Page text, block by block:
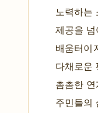
노력하는
제공을
배움터이
다채로운
촘촘한
주민들의